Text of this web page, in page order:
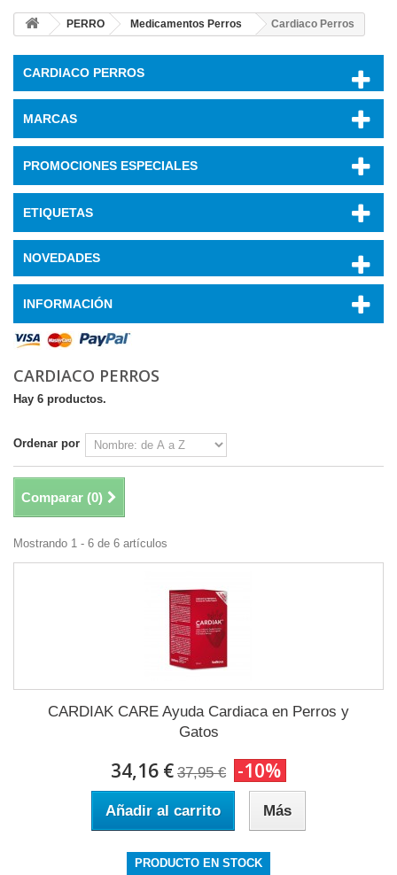
PERRO Medicamentos Perros Cardiaco Perros
CARDIACO PERROS
MARCAS
PROMOCIONES ESPECIALES
ETIQUETAS
NOVEDADES
INFORMACIÓN
CARDIACO PERROS
Hay 6 productos.
Ordenar por
Comparar (0)
Mostrando 1 - 6 de 6 artículos
CARDIAK CARE Ayuda Cardiaca en Perros y
Gatos
34,16 € 37,95 € -10%
Añadir al carrito Más
PRODUCTO EN STOCK